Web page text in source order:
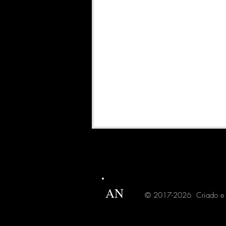
AN © 2017-2026 Criado e